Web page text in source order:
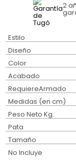
2
Estilo
Diseño
Color
Acabado
RequiereArmado
Medidas (en cm)
Peso Neto Kg.
Pata
Tamaño
No Incluye